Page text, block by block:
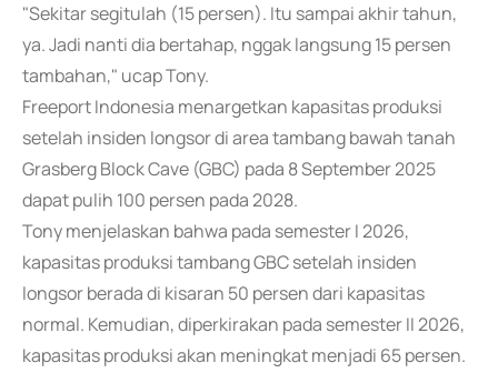
"Sekitar segitulah (15 persen). Itu sampai akhir tahun,
ya. Jadi nanti dia bertahap, nggak langsung 15 persen
tambahan," ucap Tony.
Freeport Indonesia menargetkan kapasitas produksi
setelah insiden longsor di area tambang bawah tanah
Grasberg Block Cave (GBC) pada 8 September 2025
dapat pulih 100 persen pada 2028.
Tony menjelaskan bahwa pada semester I 2026,
kapasitas produksi tambang GBC setelah insiden
longsor berada di kisaran 50 persen dari kapasitas
normal. Kemudian, diperkirakan pada semester II 2026,
kapasitas produksi akan meningkat menjadi 65 persen.